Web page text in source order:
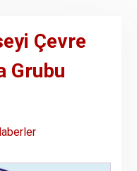
Çevre
Grubu